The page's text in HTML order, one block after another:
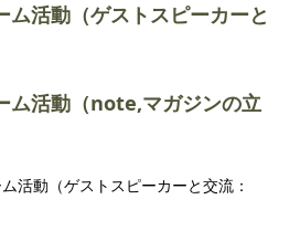
ム活動（ゲストスピーカーと
ム活動（note,マガジンの立
活動（ゲストスピーカーと交流：